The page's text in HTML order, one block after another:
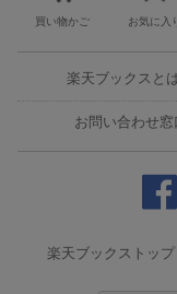
「ライダーの楽園」
「集まれ！ ちっちゃ
◆ 仁斬る!!
・SUZUKI GSX750S
◆ マニアックバイクコ
◆ 若者よ、何故、絶
◆ 1人のマニアックの
買い物かご お気に入
楽天ブックスと
お問い合わせ窓
楽天ブックストップ